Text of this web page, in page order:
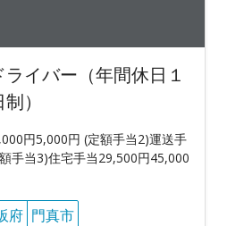
イバー（年間休日１
）
円5,000円 (定額手当2)運送手
手当3)住宅手当29,500円45,000
府 門真市